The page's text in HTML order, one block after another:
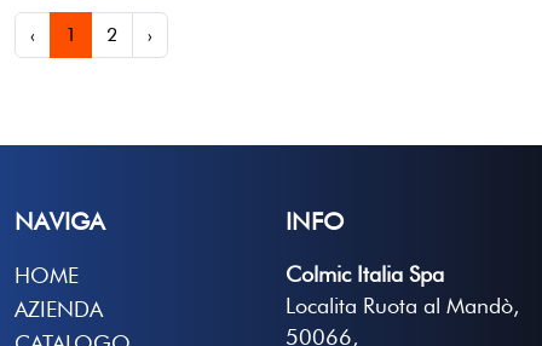
‹ 1 2 ›
NAVIGA
HOME
AZIENDA
INFO
Colmic Italia Spa
Localita Ruota al Mandò,
50066,